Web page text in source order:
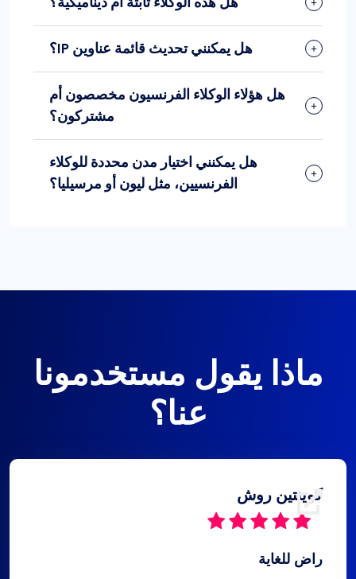
هل يمكنني تحديث قائمة عناوين IP؟
هل هؤلاء الوكلاء الفرنسيون مخصصون أم
مشتركون؟
هل يمكنني اختيار مدن محددة للوكلاء
الفرنسيين، مثل ليون أو مرسيليا؟
ماذا يقول مستخدمونا
عنا؟
كوينتين روش
راض للغاية